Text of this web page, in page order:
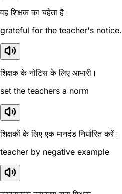
वह शिक्षक का चहेता है।
grateful for the teacher's notice.
शिक्षक के नोटिस के लिए आभारी।
set the teachers a norm
शिक्षकों के लिए एक मानदंड निर्धारित करें।
teacher by negative example